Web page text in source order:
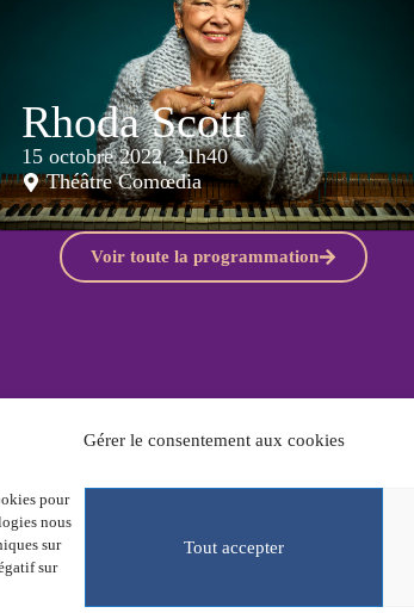
Gérer le consentement aux cookies
pour
nous
sur
sur
Tout accepter
Rhoda Scott
15 octobre 2022, 21h40
Théâtre Comœdia
Voir toute la programmation
des éditions